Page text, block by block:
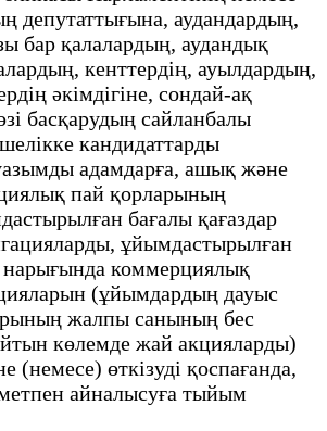
депутаттығына, аудандардың,
бар қалалардың, аудандық
кенттердің, ауылдардың,
әкімдігіне, сондай-ақ
басқарудың сайланбалы
кандидаттарды
адамдарға, ашық және
пай қорларының
бағалы қағаздар
ұйымдастырылған
нарығында коммерциялық
(ұйымдардың дауыс
жалпы санының бес
көлемде жай акцияларды)
(немесе) өткізуді қоспағанда,
айналысуға тыйым